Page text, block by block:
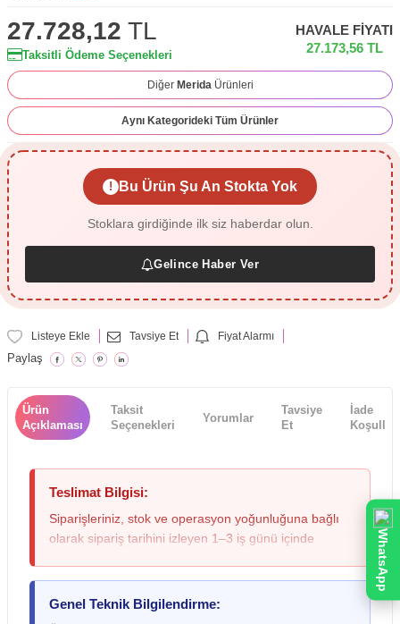
27.728,12 TL
Taksitli Ödeme Seçenekleri
HAVALE FIYATI
27.173,56TL
Diğer Merida Ürünleri
Aynı Kategorideki Tüm Ürünler
! Bu Ürün Şu An Stokta Yok
Stoklara girdiğinde ilk siz haberdar olun.
Gelince Haber Ver
Listeye Ekle Tavsiye Et Fiyat Alarmı
Paylaş
Ürün
Açıklaması
Taksit
Seçenekleri
Yorumlar
Tavsiye
Et
İade
Koşulları
Teslimat Bilgisi:
Siparişleriniz, stok ve operasyon yoğunluğuna bağlı
olarak sipariş tarihini izleyen 1–3 iş günü içinde
değişebileceğinden lütfen siparişinizi oluştururken bu
durumu göz önünde bulundurunuz. Teslimat sırasında
Genel Teknik Bilgilendirme:
WhatsApp